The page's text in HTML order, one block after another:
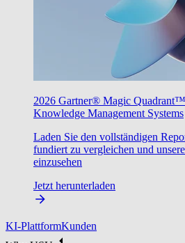
2026 Gartner® Magic
Knowledge Management Systems
Laden Sie den vollständigen
fundiert zu vergleichen und
einzusehen
Jetzt herunterladen
KI-PlattformKunden